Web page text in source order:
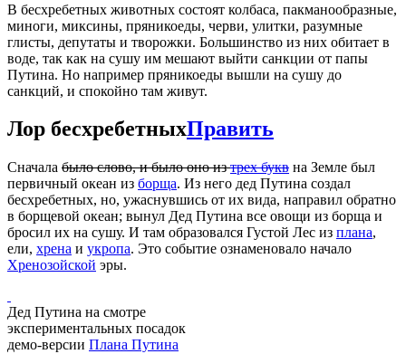
В бесхребетных животных состоят колбаса, пакманообразные,
миноги, миксины, пряникоеды, черви, улитки, разумные
глисты, депутаты и творожки. Большинство из них обитает в
воде, так как на сушу им мешают выйти санкции от папы
Путина. Но например пряникоеды вышли на сушу до
санкций, и спокойно там живут.
Лор бесхребетныхПравить
Сначала было слово, и было оно изтрех букв на Земле был
первичный океан из борща. Из него дед Путина создал
бесхребетных, но, ужаснувшись от их вида, направил обратно
в борщевой океан; вынул Дед Путина все овощи из борща и
бросил их на сушу. И там образовался Густой Лес из плана,
ели, хрена и укропа. Это событие ознаменовало начало
Хренозойской эры.
Дед Путина на смотре
экспериментальных посадок
демо-версии Плана Путина